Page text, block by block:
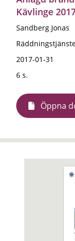
Kävlinge
Sandberg Jonas
2017-01-31
6 s.
Öppna